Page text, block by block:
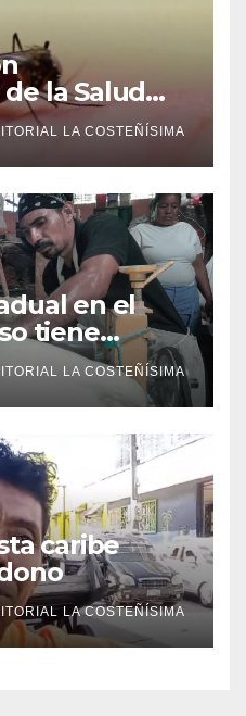
la Salud
reforzar
aumento de
LA COSTEÑÍSIMA
en el
tiene
LA COSTEÑÍSIMA
caribe
LA COSTEÑÍSIMA